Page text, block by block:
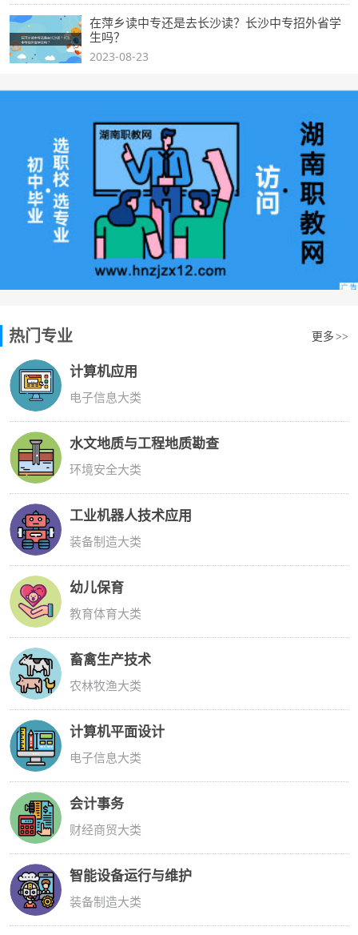
在萍乡读中专还是去长沙读？长沙中专招外省学
生吗？
2023-08-23
热门专业 更多 >>
计算机应用
电子信息大类
水文地质与工程地质勘查
环境安全大类
工业机器人技术应用
装备制造大类
幼儿保育
教育体育大类
畜禽生产技术
农林牧渔大类
计算机平面设计
电子信息大类
会计事务
财经商贸大类
智能设备运行与维护
装备制造大类